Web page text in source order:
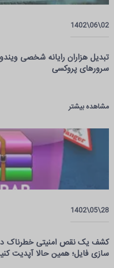
02\06\1402
سرور‌های پروکسی
مشاهده بیشتر
28\05\1402
کشف یک نقص امنیتی خطرناک
سازی فایل؛ همین حالا آپدیت